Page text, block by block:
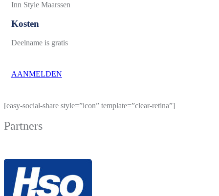
Inn Style Maarssen
Kosten
Deelname is gratis
AANMELDEN
[easy-social-share style=”icon” template=”clear-retina”]
Partners